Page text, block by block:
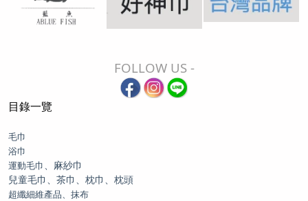
FOLLOW US -
目錄一覽
毛巾
浴巾
運動毛巾
、麻紗巾
兒童毛巾、茶巾、枕巾、枕頭
超纖細維產品、抹布